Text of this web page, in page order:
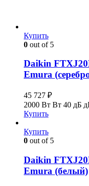
Купить
0 out of 5
Daikin
Emura
45 727 ₽
2000 Вт Вт 40 дБ
Купить
Купить
0 out of 5
Daikin
Emura (белый)